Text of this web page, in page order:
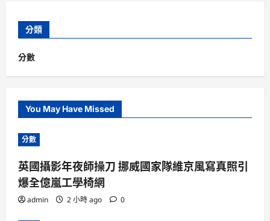
分類
分數
You May Have Missed
分數
英國攝影年夜師操刀 挪威國家隊維京風寫真照引
爆全億嵐工學椅網
admin 2 小時 ago 0